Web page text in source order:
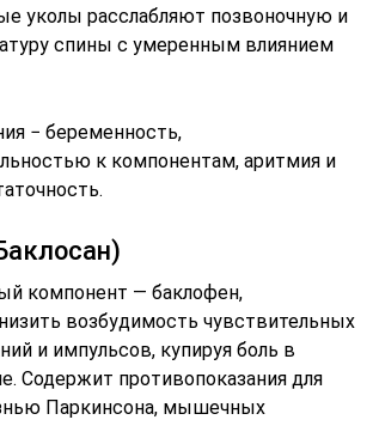
уколы расслабляют позвоночную и
спины с умеренным влиянием
− беременность,
к компонентам, аритмия и
компонент — баклофен,
возбудимость чувствительных
и импульсов, купируя боль в
Содержит противопоказания для
Паркинсона, мышечных